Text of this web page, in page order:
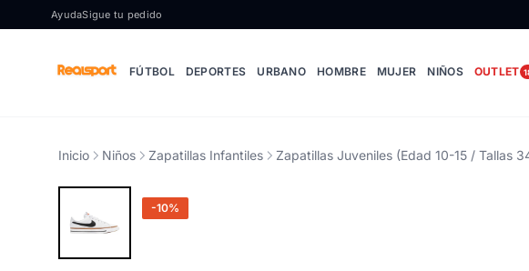
Ir al contenido
AyudaSigue tu pedido
FÚTBOL DEPORTES URBANO HOMBRE MUJER NIÑOS OUTLET
Inicio Niños Zapatillas Infantiles Zapatillas Juveniles (Edad 10-15 / Tallas
-10%